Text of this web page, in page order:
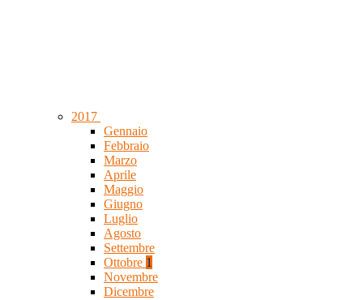
2017
Gennaio
Febbraio
Marzo
Aprile
Maggio
Giugno
Luglio
Agosto
Settembre
Ottobre 1
Novembre
Dicembre